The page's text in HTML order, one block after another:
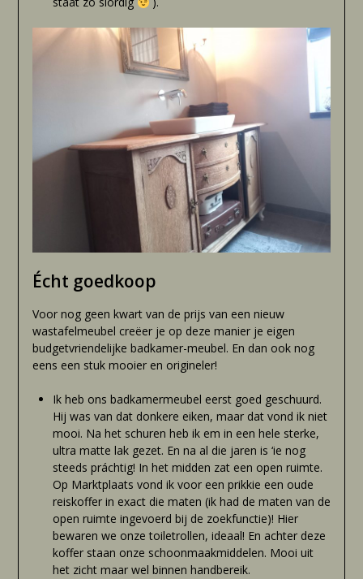
Écht goedkoop
Voor nog geen kwart van de prijs van een nieuw
wastafelmeubel creëer je op deze manier je eigen
budgetvriendelijke badkamer-meubel. En dan ook nog
eens een stuk mooier en origineler!
Ik heb ons badkamermeubel eerst goed geschuurd.
Hij was van dat donkere eiken, maar dat vond ik niet
mooi. Na het schuren heb ik em in een hele sterke,
ultra matte lak gezet. En na al die jaren is ‘ie nog
steeds práchtig! In het midden zat een open ruimte.
Op Marktplaats vond ik voor een prikkie een oude
reiskoffer in exact die maten (ik had de maten van de
open ruimte ingevoerd bij de zoekfunctie)! Hier
bewaren we onze toiletrollen, ideaal! En achter deze
koffer staan onze schoonmaakmiddelen. Mooi uit
het zicht maar wel binnen handbereik.